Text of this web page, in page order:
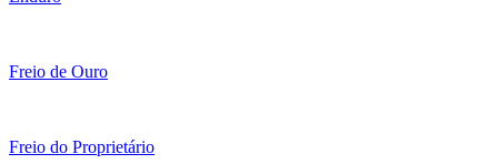
Freio de Ouro
Freio do Proprietário